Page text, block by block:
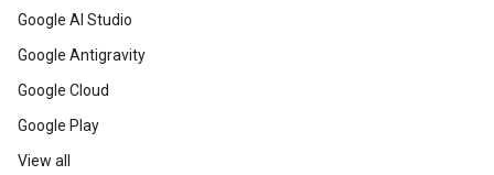
Google AI Studio
Google Antigravity
Google Cloud
Google Play
View all